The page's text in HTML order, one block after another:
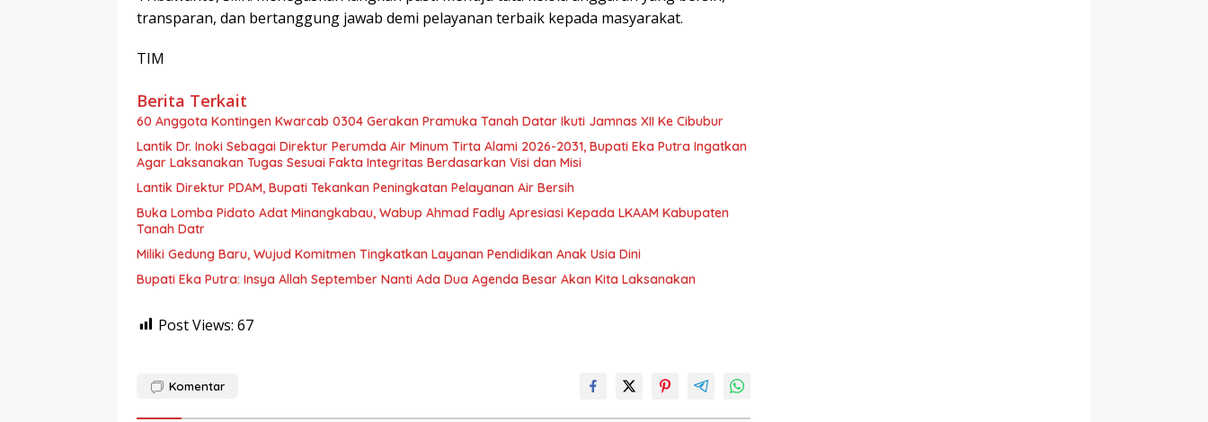
transparan, dan bertanggung jawab demi pelayanan terbaik kepada masyarakat.
TIM
Berita Terkait
60 Anggota Kontingen Kwarcab 0304 Gerakan Pramuka Tanah Datar Ikuti Jamnas XII Ke Cibubur
Lantik Dr. Inoki Sebagai Direktur Perumda Air Minum Tirta Alami 2026-2031, Bupati Eka Putra Ingatkan
Agar Laksanakan Tugas Sesuai Fakta Integritas Berdasarkan Visi dan Misi
Lantik Direktur PDAM, Bupati Tekankan Peningkatan Pelayanan Air Bersih
Buka Lomba Pidato Adat Minangkabau, Wabup Ahmad Fadly Apresiasi Kepada LKAAM Kabupaten
Tanah Datr
Miliki Gedung Baru, Wujud Komitmen Tingkatkan Layanan Pendidikan Anak Usia Dini
Bupati Eka Putra: Insya Allah September Nanti Ada Dua Agenda Besar Akan Kita Laksanakan
Post Views: 67
Komentar